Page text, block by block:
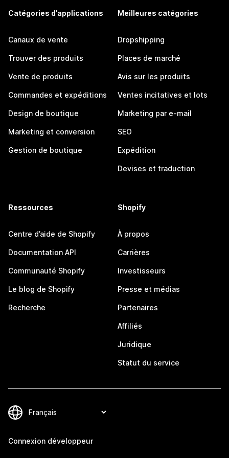
Catégories d’applications
Canaux de vente
Trouver des produits
Vente de produits
Commandes et expéditions
Design de boutique
Marketing et conversion
Gestion de boutique
Meilleures catégories
Dropshipping
Places de marché
Avis sur les produits
Ventes incitatives et lots
Marketing par e-mail
SEO
Expédition
Devises et traduction
Ressources
Centre d’aide de Shopify
Documentation API
Communauté Shopify
Le blog de Shopify
Recherche
Shopify
À propos
Carrières
Investisseurs
Presse et médias
Partenaires
Affiliés
Juridique
Statut du service
Connexion développeur